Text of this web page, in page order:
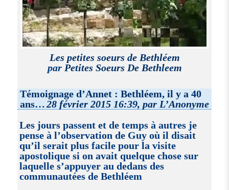
Les petites soeurs de Bethléem
par Petites Soeurs De Bethleem
Témoignage d’Annet : Bethléem, il y a 40
ans…28 février 2015 16:39, par L’Anonyme
Les jours passent et de temps à autres je
pense à l’observation de Guy où il disait
qu’il serait plus facile pour la visite
apostolique si on avait quelque chose sur
laquelle s’appuyer au dedans des
communautées de Bethléem